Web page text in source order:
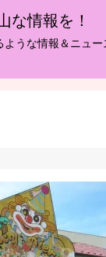
な情報を！
うな情報＆ニュー